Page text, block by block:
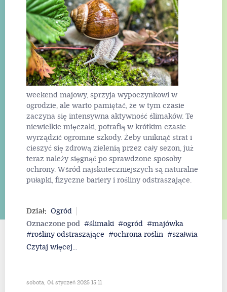
weekend majowy, sprzyja wypoczynkowi w
ogrodzie, ale warto pamiętać, że w tym czasie
zaczyna się intensywna aktywność ślimaków. Te
niewielkie mięczaki, potrafią w krótkim czasie
wyrządzić ogromne szkody. Żeby uniknąć strat i
cieszyć się zdrową zielenią przez cały sezon, już
teraz należy sięgnąć po sprawdzone sposoby
ochrony. Wśród najskuteczniejszych są naturalne
pułapki, fizyczne bariery i rośliny odstraszające.
Dział: Ogród
Oznaczone pod
ślimaki ogród
majówka
rośliny odstraszające
ochrona roślin
szałwia
Czytaj więcej...
sobota, 04 styczeń 2025 15:11